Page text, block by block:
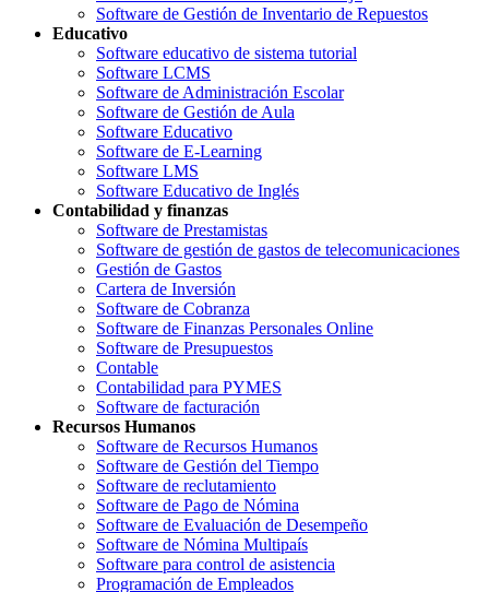
Software de Gestión de Inventario de Repuestos
Educativo
Software educativo de sistema tutorial
Software LCMS
Software de Administración Escolar
Software de Gestión de Aula
Software Educativo
Software de E-Learning
Software LMS
Software Educativo de Inglés
Contabilidad y finanzas
Software de Prestamistas
Software de gestión de gastos de telecomunicaciones
Gestión de Gastos
Cartera de Inversión
Software de Cobranza
Software de Finanzas Personales Online
Software de Presupuestos
Contable
Contabilidad para PYMES
Software de facturación
Recursos Humanos
Software de Recursos Humanos
Software de Gestión del Tiempo
Software de reclutamiento
Software de Pago de Nómina
Software de Evaluación de Desempeño
Software de Nómina Multipaís
Software para control de asistencia
Programación de Empleados